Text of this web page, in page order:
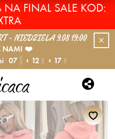
FINAL SALE KOD:
- NIEDZIELA 9.08 19:00
NAMI ❤️
07 GODZ. 12 MIN. 16 SEK.